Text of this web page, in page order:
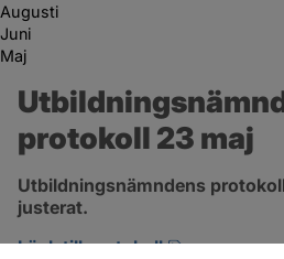
Augusti
Juni
Maj
protokoll 23 maj
Utbildningsnämndens
justerat.
Länk till protokoll
pdf, 544.7